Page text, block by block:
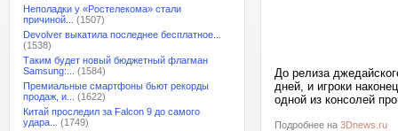
Неполадки у «Ростелекома» стали
причиной...
(1507)
Devolver выкатила последнее бесплатное...
(1538)
Таким будет новый бюджетный флагман
Samsung:...
(1584)
Премиальные смартфоны бьют рекорды
продаж, и...
(1622)
Китай проследил за Falcon 9 до самого
удара...
(1749)
До релиза
дней, и игроки
одной из консолей
Подробнее на 3Dnews.ru